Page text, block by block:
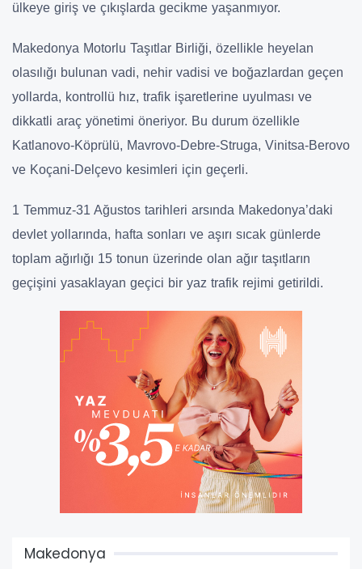
ülkeye giriş ve çıkışlarda gecikme yaşanmıyor.
Makedonya Motorlu Taşıtlar Birliği, özellikle heyelan
olasılığı bulunan vadi, nehir vadisi ve boğazlardan geçen
yollarda, kontrollü hız, trafik işaretlerine uyulması ve
dikkatli araç yönetimi öneriyor. Bu durum özellikle
Katlanovo-Köprülü, Mavrovo-Debre-Struga, Vinitsa-Berovo
ve Koçani-Delçevo kesimleri için geçerli.
1 Temmuz-31 Ağustos tarihleri arsında Makedonya’daki
devlet yollarında, hafta sonları ve aşırı sıcak günlerde
toplam ağırlığı 15 tonun üzerinde olan ağır taşıtların
geçişini yasaklayan geçici bir yaz trafik rejimi getirildi.
Makedonya